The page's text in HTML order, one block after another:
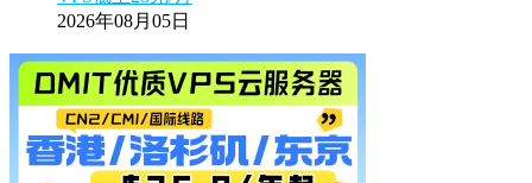
2026年08月05日